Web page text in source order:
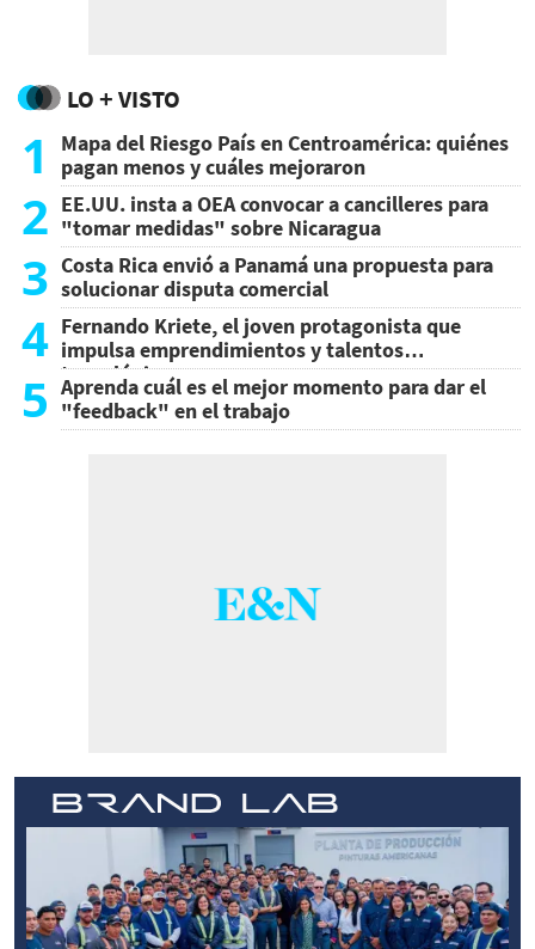
LO + VISTO
1
Mapa del Riesgo País en Centroamérica: quiénes
pagan menos y cuáles mejoraron
2 EE.UU. insta a OEA convocar a cancilleres para
"tomar medidas" sobre Nicaragua
3 Costa Rica envió a Panamá una propuesta para
solucionar disputa comercial
4 Fernando Kriete, el joven protagonista que
impulsa emprendimientos y talentos
tecnológicos
5 Aprenda cuál es el mejor momento para dar el
"feedback" en el trabajo